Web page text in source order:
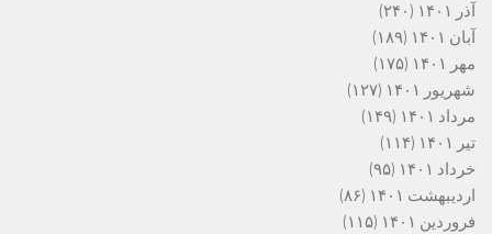
آذر ۱۴۰۱
(۲۴۰)
آبان ۱۴۰۱
(۱۸۹)
مهر ۱۴۰۱
(۱۷۵)
شهریور ۱۴۰۱
(۱۲۷)
مرداد ۱۴۰۱
(۱۴۹)
تیر ۱۴۰۱
(۱۱۴)
خرداد ۱۴۰۱
(۹۵)
اردیبهشت ۱۴۰۱
(۸۶)
فروردین ۱۴۰۱
(۱۱۵)